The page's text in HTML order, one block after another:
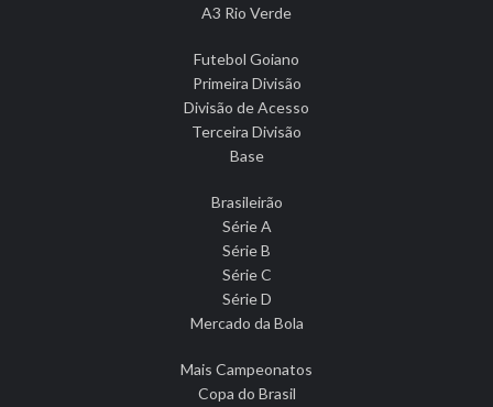
A3 Rio Verde
Futebol Goiano
Primeira Divisão
Divisão de Acesso
Terceira Divisão
Base
Brasileirão
Série A
Série B
Série C
Série D
Mercado da Bola
Mais Campeonatos
Copa do Brasil